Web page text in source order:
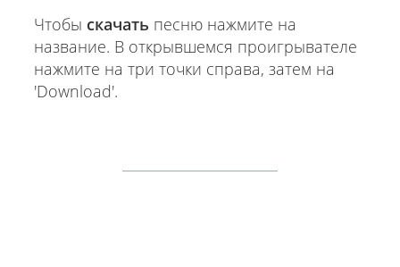
Чтобы скачать песню нажмите на
название. В открывшемся проигрывателе
нажмите на три точки справа, затем на
'Download'.